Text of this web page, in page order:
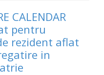
CALENDAR
pentru
rezident aflat
in